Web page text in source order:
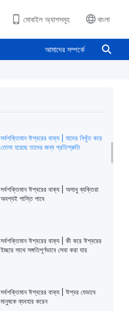
মোবাইল অ্যাপসমূহ বাংলা
আমাদের সম্পর্কে
সর্বশক্তিমান ঈশ্বরের বাক্য | যাদের নিখুঁত করে
তোলা হয়েছে তাদের জন্য প্রতিশ্রুতি
সর্বশক্তিমান ঈশ্বরের বাক্য | অসাধু ব্যক্তিরা
অবশ্যই শাস্তি পাবে
সর্বশক্তিমান ঈশ্বরের বাক্য | কী করে ঈশ্বরের
ইচ্ছার সাথে সঙ্গতিপূর্ণভাবে সেবা করা যায়
সর্বশক্তিমান ঈশ্বরের বাক্য | ঈশ্বর যেভাবে
মানুষকে ব্যবহার করেন